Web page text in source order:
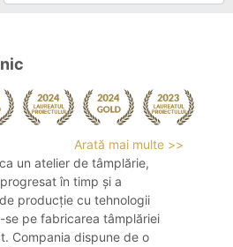
Arată mai multe >>
un atelier de tâmplărie,
în timp și a
producție cu tehnologii
se pe fabricarea tâmplăriei
Compania dispune de o